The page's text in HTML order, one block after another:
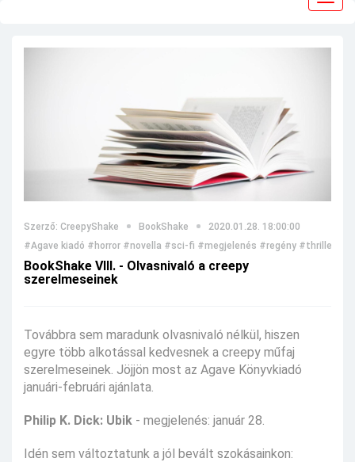
Szerző: CreepyShake BookShake
2020.01.28. 18:00:00
#Agave kiadó #horror #novella #sci-fi #megjelenés #regény #thriller
BookShake VIII. - Olvasnivaló a creepy
szerelmeseinek
Továbbra sem maradunk olvasnivaló nélkül, hiszen
egyre több alkotással kedvesnek a creepy műfaj
szerelmeseinek. Jöjjön most az Agave Könyvkiadó
januári-februári ajánlata.
Philip K. Dick: Ubik - megjelenés: január 28.
Idén sem változtatunk a jól bevált szokásainkon: